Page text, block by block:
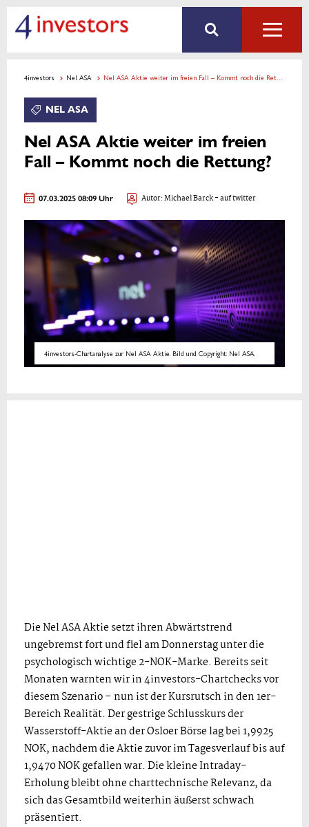
4investors Nel ASA Nel ASA Aktie weiter im freien Fall – Kommt noch die Rettung?
NEL ASA
Nel ASA Aktie weiter im freien
Fall – Kommt noch die Rettung?
07.03.2025 08:09 Uhr Autor:Michael Barck- auf twitter
4investors-Chartanalyse zur Nel ASA Aktie. Bild und Copyright: Nel ASA.
Die Nel ASA Aktie setzt ihren Abwärtstrend
ungebremst fort und fiel am Donnerstag unter die
psychologisch wichtige 2-NOK-Marke. Bereits seit
Monaten warnten wir in 4investors-Chartchecks vor
diesem Szenario – nun ist der Kursrutsch in den 1er-
Bereich Realität. Der gestrige Schlusskurs der
Wasserstoff-Aktie an der Osloer Börse lag bei 1,9925
NOK, nachdem die Aktie zuvor im Tagesverlauf bis auf
1,9470 NOK gefallen war. Die kleine Intraday-
Erholung bleibt ohne charttechnische Relevanz, da
sich das Gesamtbild weiterhin äußerst schwach
präsentiert.